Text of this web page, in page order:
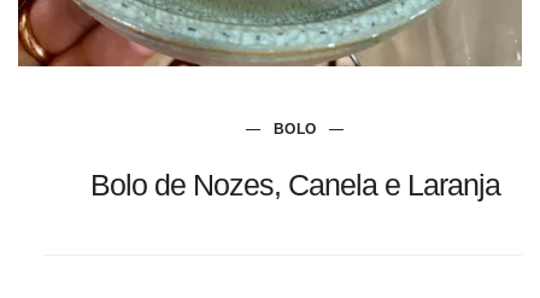
BOLO
Bolo de Nozes, Canela e Laranja